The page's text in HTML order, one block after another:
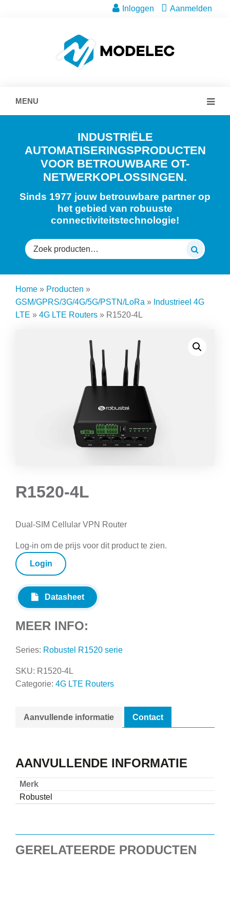
Inloggen Aanmelden
MENU
INDUSTRIËLE
AUTOMATISERINGSPRODUCTEN
VOOR BETROUWBARE OT-
NETWERKOPLOSSINGEN.
Sinds 1977 jouw betrouwbare partner op
het gebied van robuuste
connectiviteitstechnologie!
Zoeken
naar:
Home » Producten »
GSM/GPRS/3G/4G/5G/PSTN/LoRa » Industrieel 4G
LTE » 4G LTE Routers » R1520-4L
R1520-4L
Dual-SIM Cellular VPN Router
Log-in om de prijs voor dit product te zien.
Login
Datasheet
MEER INFO:
Series: Robustel R1520 serie
SKU: R1520-4L
Categorie: 4G LTE Routers
Aanvullende informatie Contact
AANVULLENDE INFORMATIE
Merk
Robustel
GERELATEERDE PRODUCTEN